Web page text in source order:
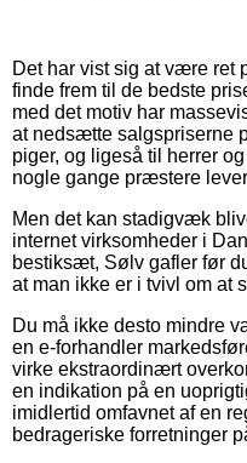
Det har vist sig at være ret
finde frem til de bedste
med det motiv har
at nedsætte salgspriserne
piger, og ligeså til herrer
nogle gange præstere
Men det kan stadigvæk
internet virksomheder i
bestiksæt, Sølv gafler før
at man ikke er i tvivl om at
Du må ikke desto mindre
en e-forhandler
virke ekstraordinært
en indikation på en
imidlertid omfavnet af en
bedrageriske forretninger